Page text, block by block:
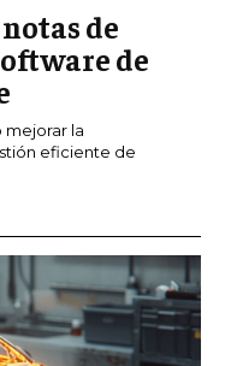
de
de
mejorar la
eficiente de